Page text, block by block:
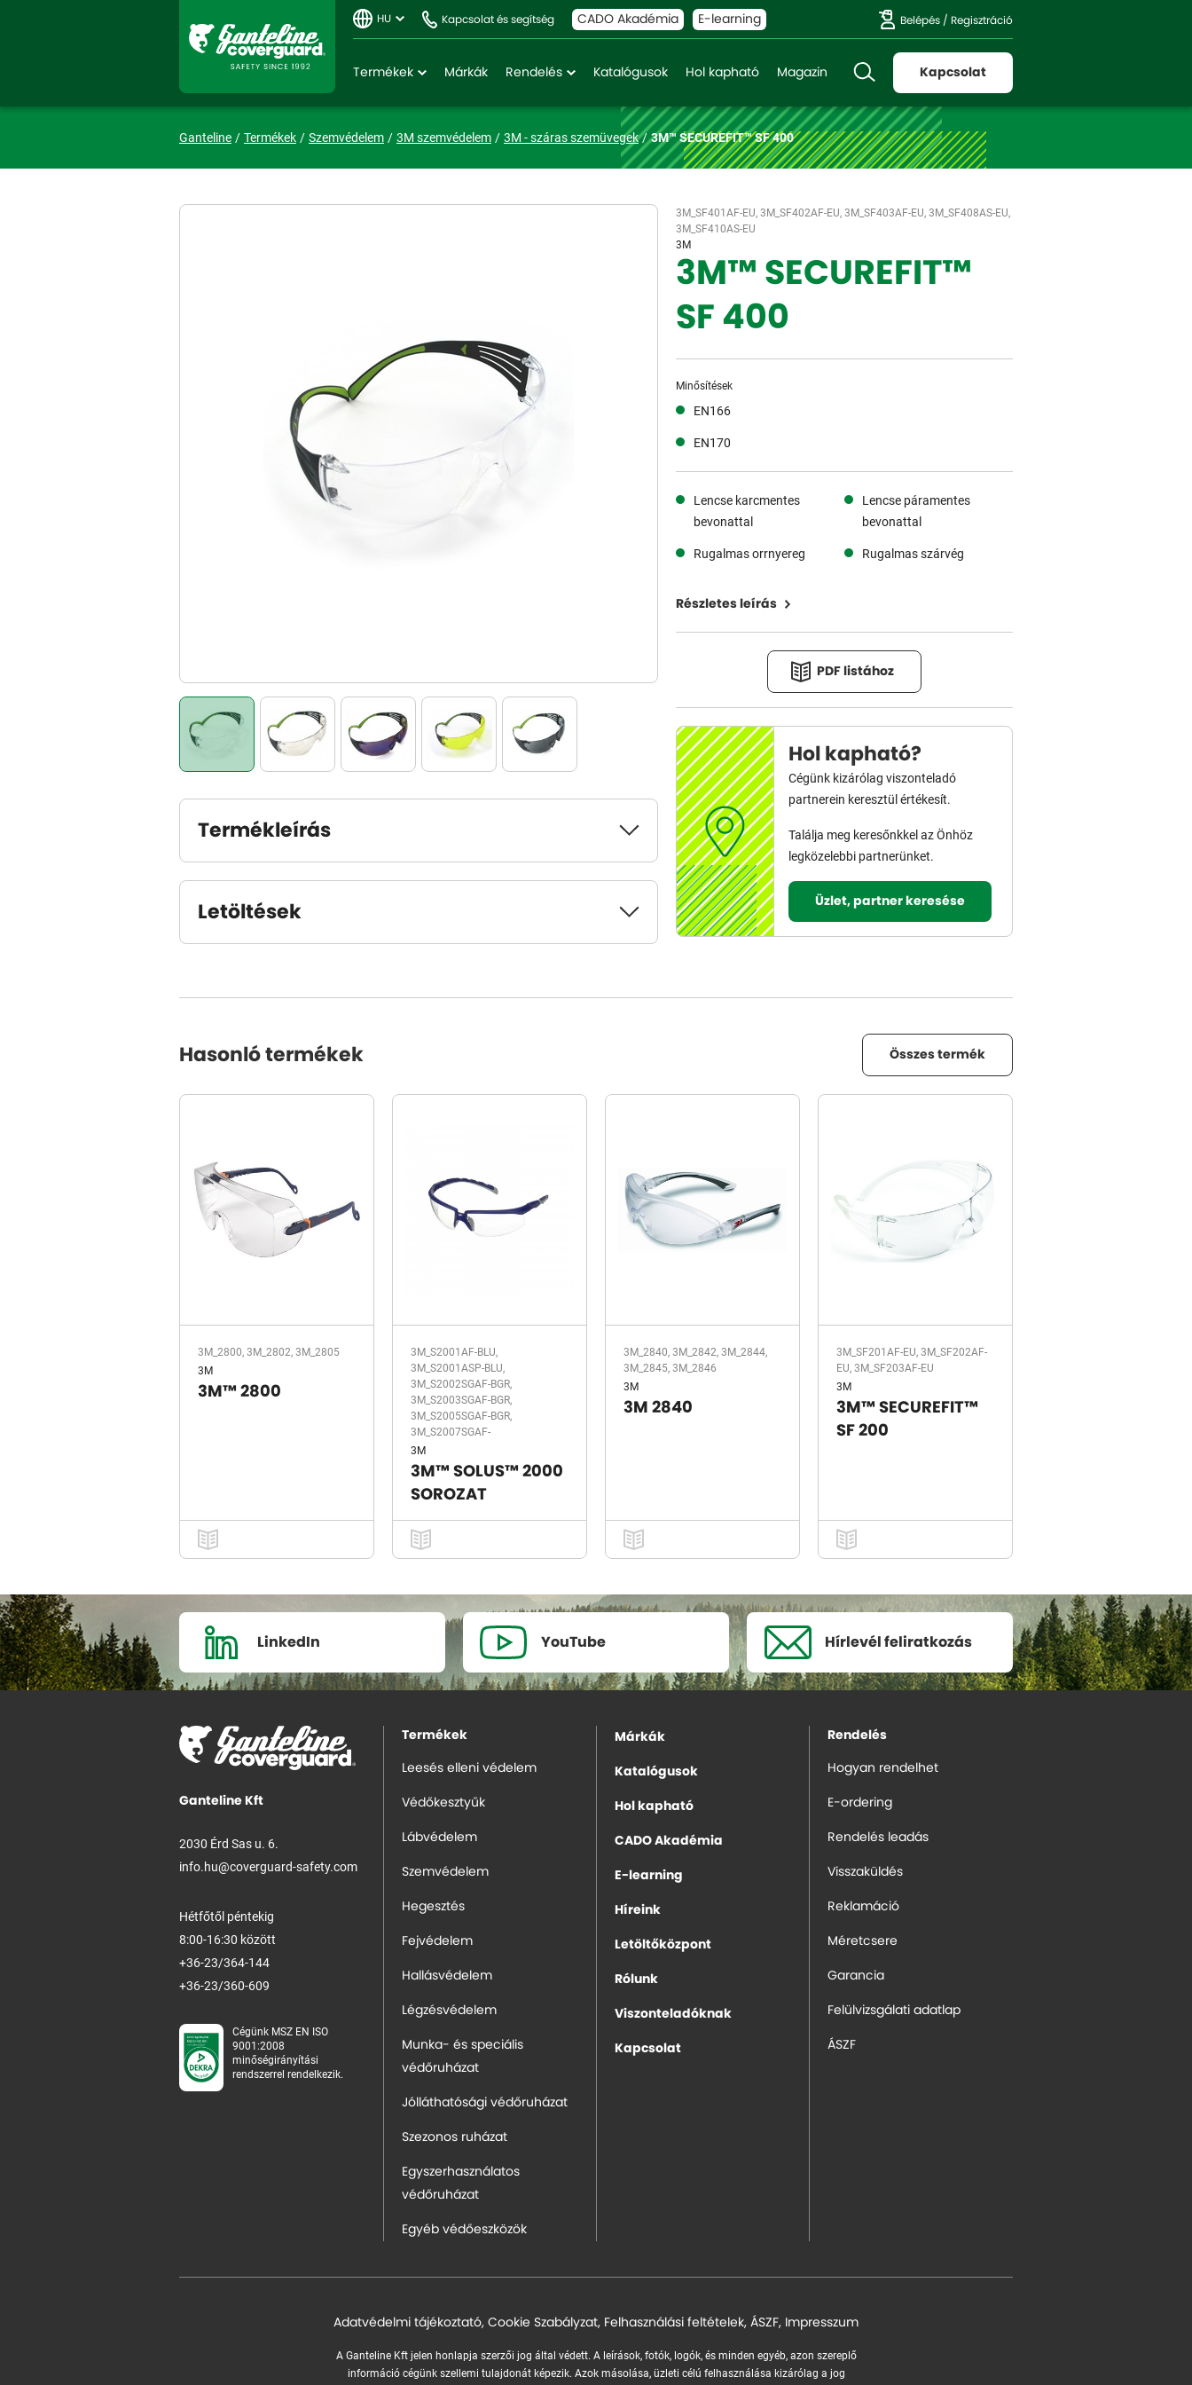
HU Kapcsolat és segítség CADO Akadémia E-learning Belépés / Regisztráció
Termékek Márkák Rendelés Katalógusok Hol kapható Magazin Kapcsolat
Ganteline Termékek Szemvédelem 3M szemvédelem 3M - száras szemüvegek 3M™ SECUREFIT™ SF 400
Termékleírás
Letöltések
3M_SF401AF-EU, 3M_SF402AF-EU, 3M_SF403AF-EU, 3M_SF408AS-EU,
3M_SF410AS-EU
3M
3M™ SECUREFIT™
SF 400
Minősítések
EN166
EN170
Lencse karcmentes
bevonattal
Lencse páramentes
bevonattal
Rugalmas orrnyereg
Rugalmas szárvég
Részletes leírás
PDF listához
Hol kapható?
Cégünk kizárólag viszonteladó
partnerein keresztül értékesít.
Találja meg keresőnkkel az Önhöz
legközelebbi partnerünket.
Üzlet, partner keresése
Hasonló termékek Összes termék
3M_2800, 3M_2802, 3M_2805
3M
3M™ 2800
3M_S2001AF-BLU,
3M_S2001ASP-BLU,
3M_S2002SGAF-BGR,
3M_S2003SGAF-BGR,
3M_S2005SGAF-BGR,
3M_S2007SGAF-
3M
3M™ SOLUS™ 2000
SOROZAT
3M_2840, 3M_2842, 3M_2844,
3M_2845, 3M_2846
3M
3M 2840
3M_SF201AF-EU, 3M_SF202AF-
EU, 3M_SF203AF-EU
3M
3M™ SECUREFIT™
SF 200
LinkedIn YouTube Hírlevél feliratkozás
Ganteline Kft
2030 Érd Sas u. 6.
info.hu@coverguard-safety.com
Hétfőtől péntekig
8:00-16:30 között
+36-23/364-144
+36-23/360-609
Cégünk MSZ EN ISO
9001:2008
minőségirányítási
rendszerrel rendelkezik.
Termékek
Leesés elleni védelem
Védőkesztyűk
Lábvédelem
Szemvédelem
Hegesztés
Fejvédelem
Hallásvédelem
Légzésvédelem
Munka- és speciális
védőruházat
Jólláthatósági védőruházat
Szezonos ruházat
Egyszerhasználatos
védőruházat
Egyéb védőeszközök
Márkák
Katalógusok
Hol kapható
CADO Akadémia
E-learning
Híreink
Letöltőközpont
Rólunk
Viszonteladóknak
Kapcsolat
Rendelés
Hogyan rendelhet
E-ordering
Rendelés leadás
Visszaküldés
Reklamáció
Méretcsere
Garancia
Felülvizsgálati adatlap
ÁSZF
Adatvédelmi tájékoztató, Cookie Szabályzat, Felhasználási feltételek, ÁSZF, Impresszum
A Ganteline Kft jelen honlapja szerzői jog által védett. A leírások, fotók, logók, és minden egyéb, azon szereplő
információ cégünk szellemi tulajdonát képezik. Azok másolása, üzleti célú felhasználása kizárólag a jog